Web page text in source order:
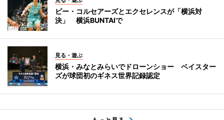
ビー・コルセアーズとエクセレンスが「横浜対
決」 横浜BUNTAIで
見る・遊ぶ
横浜・みなとみらいでドローンショー ベイスター
ズが球団初のギネス世界記録認定